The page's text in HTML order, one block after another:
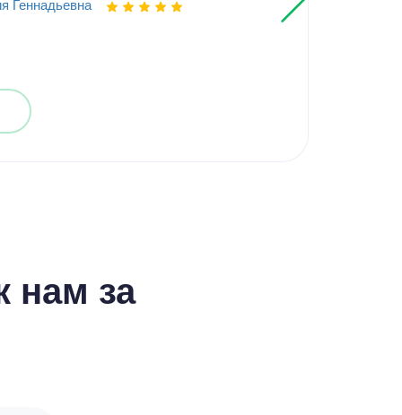
Геннадьевна
нам за